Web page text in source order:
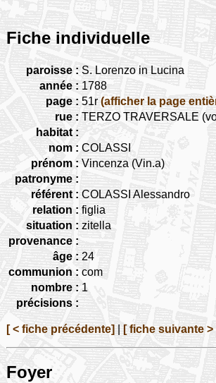
Fiche individuelle
paroisse : S. Lorenzo in Lucina
année : 1788
page : 51r (afficher la page
rue : TERZO TRAVERSALE
habitat :
nom : COLASSI
prénom : Vincenza (Vin.a)
patronyme :
référent : COLASSI Alessandro
relation : figlia
situation : zitella
provenance :
âge : 24
communion : com
nombre : 1
précisions :
[ < fiche précédente] [ fiche suivante >
Foyer